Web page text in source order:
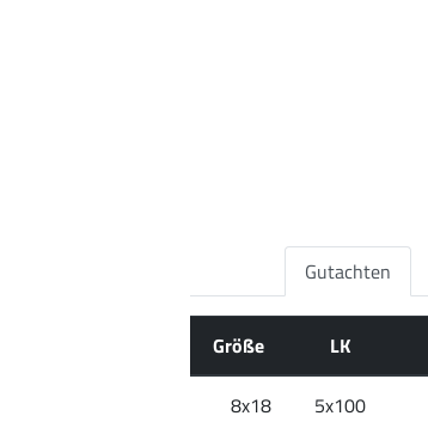
Gutachten
Größe LK
8x18 5x100